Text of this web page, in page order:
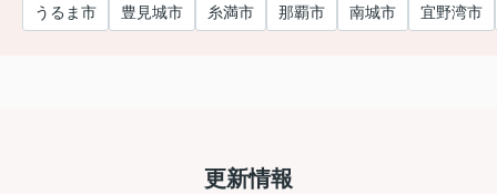
うるま市 豊見城市 糸満市 那覇市 南城市 宜野湾市
更新情報